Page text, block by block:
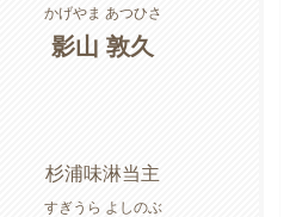
かげやま あつひさ
影山 敦久
杉浦味淋当主
すぎうら よしのぶ